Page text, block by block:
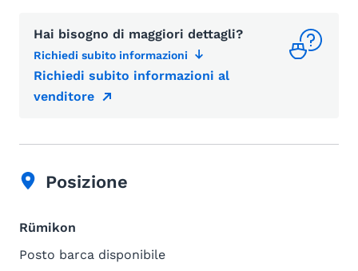
Hai bisogno di maggiori dettagli?
Richiedi subito informazioni
Richiedi subito informazioni al
venditore
Posizione
Rümikon
Posto barca disponibile